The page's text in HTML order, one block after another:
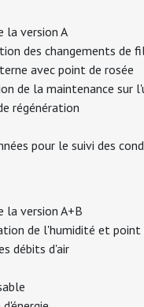
la version A
des changements de
avec point de rosée
de la maintenance sur
régénération
pour le suivi des
la version A+B
de l'humidité et point
débits d'air